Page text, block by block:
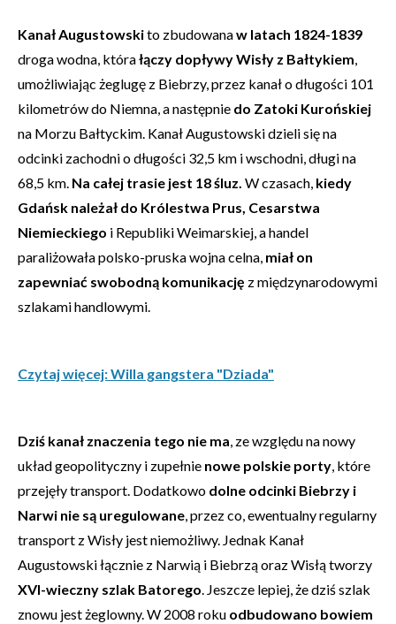
Kanał Augustowskito zbudowanaw latach 1824-1839
droga wodna, którałączy dopływy Wisły z Bałtykiem,
umożliwiając żeglugę z Biebrzy, przez kanał o długości 101
kilometrów do Niemna, a następnie do Zatoki Kurońskiej
na Morzu Bałtyckim. Kanał Augustowski dzieli się na
odcinki zachodni o długości 32,5 km i wschodni, długi na
68,5 km. Na całej trasie jest 18 śluz. W czasach, kiedy
Gdańsk należał do Królestwa Prus, Cesarstwa
Niemieckiego i Republiki Weimarskiej, a handel
paraliżowała polsko-pruska wojna celna, miał on
zapewniać swobodną komunikację z międzynarodowymi
szlakami handlowymi.
Czytaj więcej: Willa gangstera "Dziada"
Dziś kanał znaczenia tego nie ma, ze względu na nowy
układ geopolityczny i zupełnie nowe polskie porty, które
przejęły transport. Dodatkowo dolne odcinki Biebrzy i
Narwi nie są uregulowane, przez co, ewentualny regularny
transport z Wisły jest niemożliwy. Jednak Kanał
Augustowski łącznie z Narwią i Biebrzą oraz Wisłą tworzy
XVI-wieczny szlak Batorego. Jeszcze lepiej, że dziś szlak
znowu jest żeglowny. W 2008 roku odbudowano bowiem